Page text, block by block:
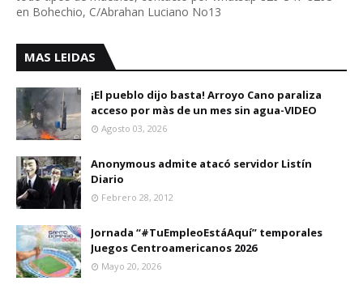
en Bohechio, C/Abrahan Luciano No13
MAS LEIDAS
¡El pueblo dijo basta! Arroyo Cano paraliza
acceso por màs de un mes sin agua-VIDEO
Agosto 03, 2026
Anonymous admite atacó servidor Listín
Diario
Febrero 28, 2012
Jornada “#TuEmpleoEstáAquí” temporales
Juegos Centroamericanos 2026
Mayo 20, 2026